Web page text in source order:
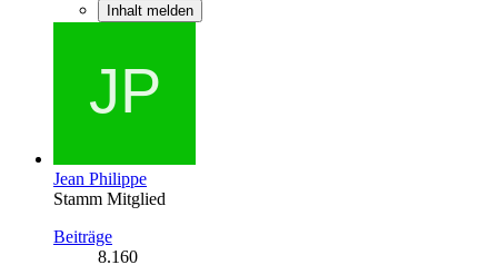
Inhalt melden
Jean Philippe
Stamm Mitglied
Beiträge
8.160